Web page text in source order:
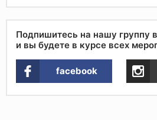
Подпишитесь на нашу группу
и вы будете в курсе всех
facebook